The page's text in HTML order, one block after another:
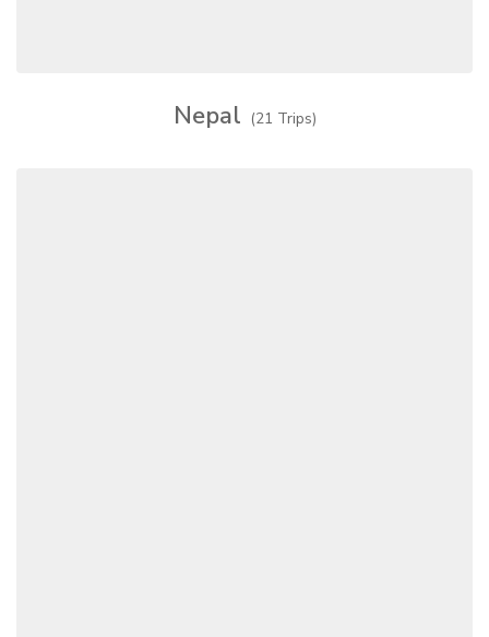
Nepal (21 Trips)